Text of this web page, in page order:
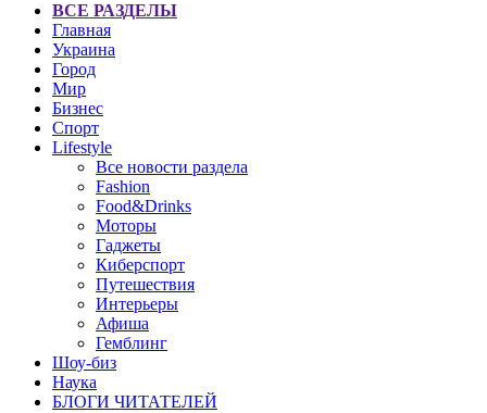
ВСЕ РАЗДЕЛЫ
Главная
Украина
Город
Мир
Бизнес
Спорт
Lifestyle
Все новости раздела
Fashion
Food&Drinks
Моторы
Гаджеты
Киберспорт
Путешествия
Интерьеры
Афиша
Гемблинг
Шоу-биз
Наука
БЛОГИ ЧИТАТЕЛЕЙ